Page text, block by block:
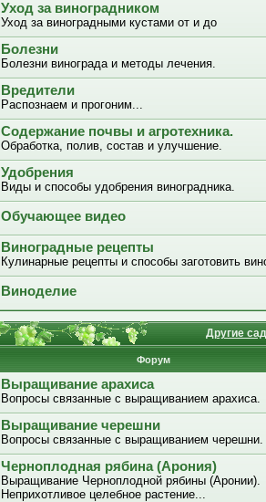
Уход за виноградником
Уход за виноградными кустами от и до
Болезни
Болезни винограда и методы лечения.
Вредители
Распознаем и прогоним...
Содержание почвы и агротехника.
Обработка, полив, состав и улучшение.
Удобрения
Виды и способы удобрения виноградника.
Обучающее видео
Виноградные рецепты
Кулинарные рецепты и способы заготовить
Виноделие
Другие
Форум
Выращивание арахиса
Вопросы связанные с выращиванием арахиса.
Выращивание черешни
Вопросы связанные с выращиванием черешни.
Черноплодная рябина (Арония)
Выращивание Черноплодной рябины (Аронии).
Неприхотливое целебное растение...